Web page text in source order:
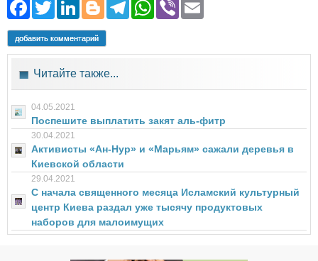
Facebook
Twitter
LinkedIn
Blogger
Telegram
WhatsApp
Viber
добавить комментарий
Читайте также...
04.05.2021
Поспешите выплатить закят аль-фитр
30.04.2021
Активисты «Ан-Нур» и «Марьям» сажали деревья в
Киевской области
29.04.2021
С начала священного месяца Исламский культурный
центр Киева раздал уже тысячу продуктовых
наборов для малоимущих